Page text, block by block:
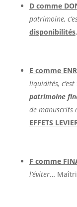
D comme
patrimoine,
disponibilités
E comme
liquidités,
patrimoine
de manuscrits
EFFETS
F comme
l’éviter…